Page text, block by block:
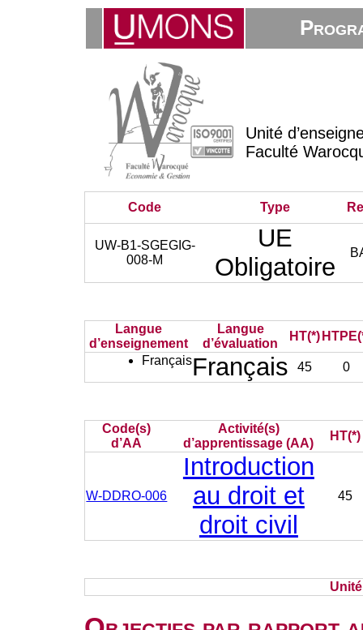
Unité
Faculté
Code Type
UW-B1-SGEGIG-
008-M
UE
Obligatoire
Langue
d’enseignement
Langue
d’évaluation
HT(*)
FrançaisFrançais 45 0
Code(s)
d’AA
Activité(s)
d’apprentissage (AA)
HT(*)
W-DDRO-006
Introduction
au droit et
droit civil
45